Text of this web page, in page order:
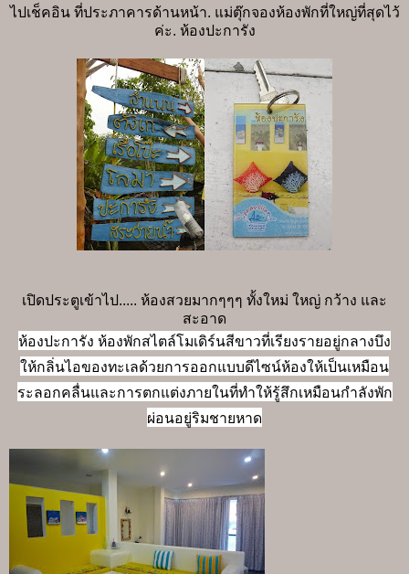
ไปเช็คอิน ที่ประภาคารด้านหน้า. แม่ตุ๊กจองห้องพักที่ใหญ่ที่สุดไว้
ค่ะ. ห้องปะการัง
เปิดประตูเข้าไป..... ห้องสวยมากๆๆๆ ทั้งใหม่ ใหญ่ กว้าง และ
สะอาด
ห้องปะการัง ห้องพักสไตล์โมเดิร์นสีขาวที่เรียงรายอยู่กลางบึง
ให้กลิ่นไอของทะเลด้วยการออกแบบดีไซน์ห้องให้เป็นเหมือน
ระลอกคลื่นและการตกแต่งภายในที่ทำให้รู้สึกเหมือนกำลังพัก
ผ่อนอยู่ริมชายหาด